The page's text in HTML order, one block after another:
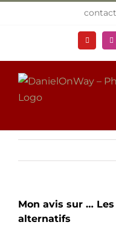
YouTube
Mon avis sur …
alternatifs